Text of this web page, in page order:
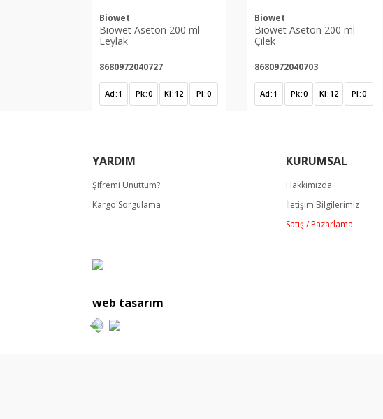
Biowet
Biowet Aseton 200 ml
Leylak
8680972040727
Ad 1 Pk 0 Kl 12 Pl 0
Biowet
Biowet Aseton 200 ml
Çilek
8680972040703
Ad 1 Pk 0 Kl 12 Pl 0
YARDIM
Şifremi Unuttum?
Kargo Sorgulama
KURUMSAL
Hakkımızda
İletişim Bilgilerimiz
Satış / Pazarlama
web tasarım